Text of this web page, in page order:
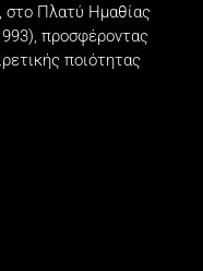
Πλατύ Ημαθίας
προσφέροντας
ποιότητας